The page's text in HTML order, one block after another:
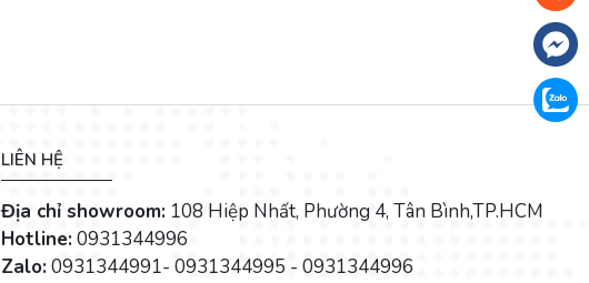
LIÊN HỆ
Địa chỉ showroom: 108 Hiệp Nhất, Phường 4, Tân Bình,TP.HCM
Hotline:0931344996
Zalo:0931344991- 0931344995 - 0931344996